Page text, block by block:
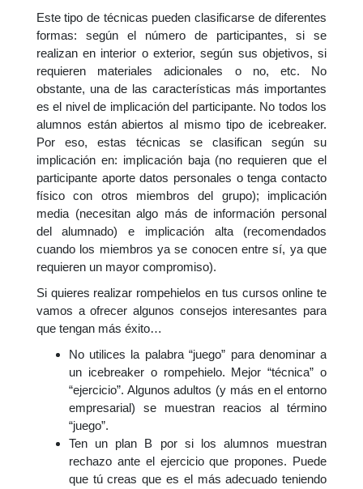
Este tipo de técnicas pueden clasificarse de diferentes
formas: según el número de participantes, si se
realizan en interior o exterior, según sus objetivos, si
requieren materiales adicionales o no, etc. No
obstante, una de las características más importantes
es el nivel de implicación del participante. No todos los
alumnos están abiertos al mismo tipo de icebreaker.
Por eso, estas técnicas se clasifican según su
implicación en: implicación baja (no requieren que el
participante aporte datos personales o tenga contacto
físico con otros miembros del grupo); implicación
media (necesitan algo más de información personal
del alumnado) e implicación alta (recomendados
cuando los miembros ya se conocen entre sí, ya que
requieren un mayor compromiso).
Si quieres realizar rompehielos en tus cursos online te
vamos a ofrecer algunos consejos interesantes para
que tengan más éxito…
No utilices la palabra “juego” para denominar a
un icebreaker o rompehielo. Mejor “técnica” o
“ejercicio”. Algunos adultos (y más en el entorno
empresarial) se muestran reacios al término
“juego”.
Ten un plan B por si los alumnos muestran
rechazo ante el ejercicio que propones. Puede
que tú creas que es el más adecuado teniendo